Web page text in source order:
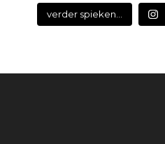
verder spieken...